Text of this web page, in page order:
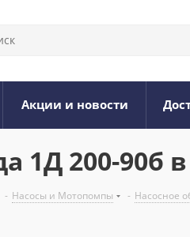
Акции и новости
1Д 200-90б
- Насосы и Мотопомпы - Насосное